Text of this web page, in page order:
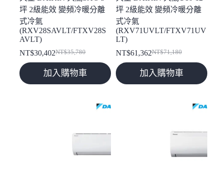
坪 2級能效 變頻冷暖分離
式冷氣
(RXV28SAVLT/FTXV28S
AVLT)
NT$35,780
原
始
價
NT$30,402
目
前
價
加入購物車
坪 2級能效 變頻冷暖分離
式冷氣
(RXV71UVLT/FTXV71UV
LT)
NT$71,180
原
始
價
NT$61,362
目
前
價
加入購物車